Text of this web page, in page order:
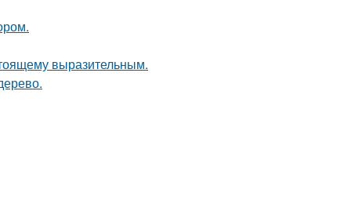
выразительным.